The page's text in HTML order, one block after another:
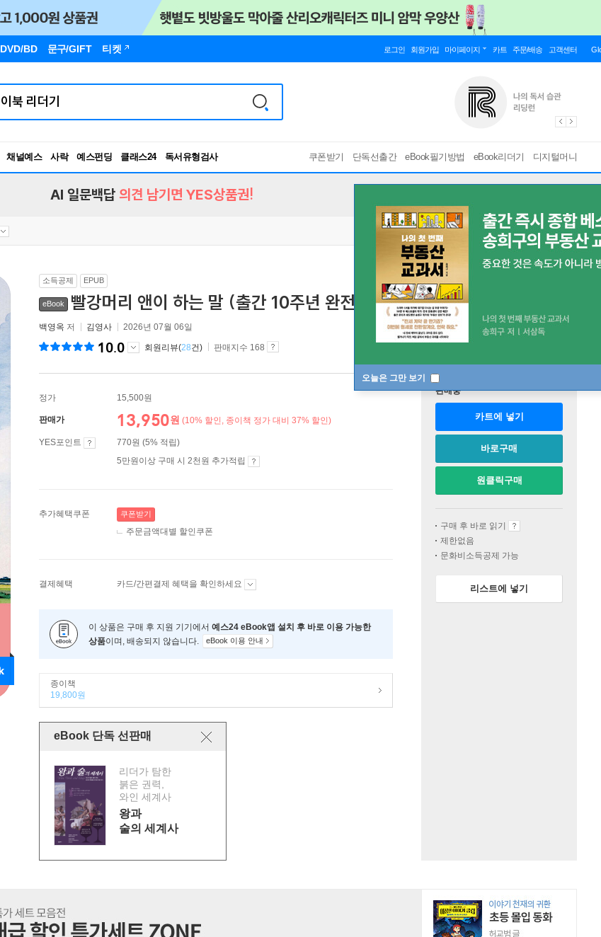
DVD/BD 문구/GIFT 티켓 로그인 회원가입 마이페이지 카트 주문/배송 고객센터
채널예스 사락 예스펀딩 클래스24
독서유형검사
RBTI Lab
쿠폰받기 단독선출간 eBook필기방법 eBook리더기 디지털머니
오늘은 그만 보기
AI 일문백답 의견 남기면 YES상품권!
소득공제 EPUB
eBook 빨강머리 앤이 하는 말 (출간 10주년 완전판) 아직도 마음이 자라는 우리에게
백영옥 저 김영사 2026년 07월 06일
10.0 회원리뷰(28건) 판매지수 168
정가 15,500원
판매가 13,950원 (10% 할인, 종이책 정가 대비 37% 할인)
YES포인트
770원 (5% 적립)
5만원이상 구매 시 2천원 추가적립
추가혜택쿠폰 쿠폰받기
주문금액대별 할인쿠폰
결제혜택 카드/간편결제 혜택을 확인하세요
이 상품은 구매 후 지원 기기에서 예스24 eBook앱 설치 후 바로 이용 가능한
상품이며, 배송되지 않습니다. eBook 이용 안내
종이책
19,800원
eBook 단독 선판매
리더가 탐한
붉은 권력,
와인 세계사
왕과
술의 세계사
판매중
카트에 넣기
바로구매
원클릭구매
구매 후 바로 읽기
제한없음
문화비소득공제 가능
리스트에 넣기